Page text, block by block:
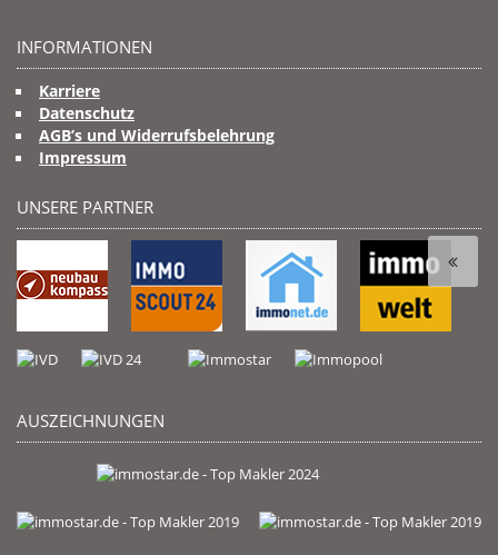
INFORMATIONEN
Karriere
Datenschutz
AGB’s und Widerrufsbelehrung
Impressum
UNSERE PARTNER
AUSZEICHNUNGEN